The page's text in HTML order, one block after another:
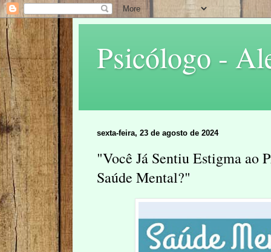
Psicólogo -
sexta-feira, 23 de agosto de 2024
"Você Já Sentiu Estigma ao
Saúde Mental?"